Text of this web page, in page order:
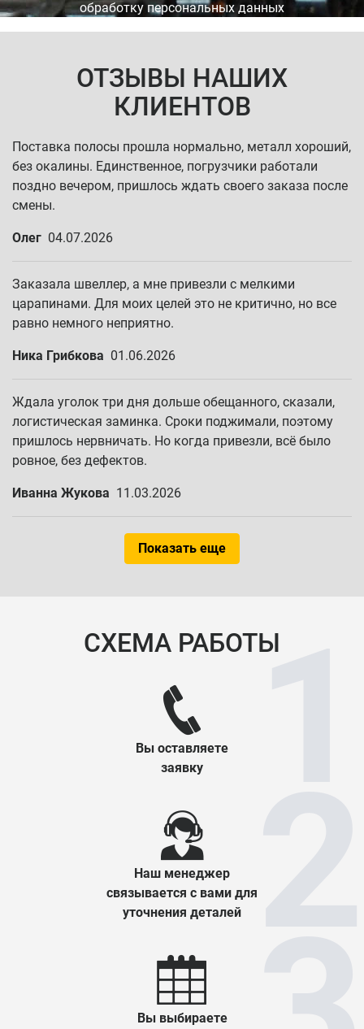
обработку персональных данных
ОТЗЫВЫ НАШИХ
КЛИЕНТОВ
Поставка полосы прошла нормально, металл хороший,
без окалины. Единственное, погрузчики работали
поздно вечером, пришлось ждать своего заказа после
смены.
Олег 04.07.2026
Заказала швеллер, а мне привезли с мелкими
царапинами. Для моих целей это не критично, но все
равно немного неприятно.
Ника Грибкова 01.06.2026
Ждала уголок три дня дольше обещанного, сказали,
логистическая заминка. Сроки поджимали, поэтому
пришлось нервничать. Но когда привезли, всё было
ровное, без дефектов.
Иванна Жукова 11.03.2026
Показать еще
СХЕМА РАБОТЫ
Вы оставляете
заявку
Наш менеджер
связывается с вами для
уточнения деталей
Вы выбираете